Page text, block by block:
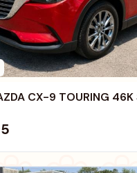
CX-9 TOURING 46K